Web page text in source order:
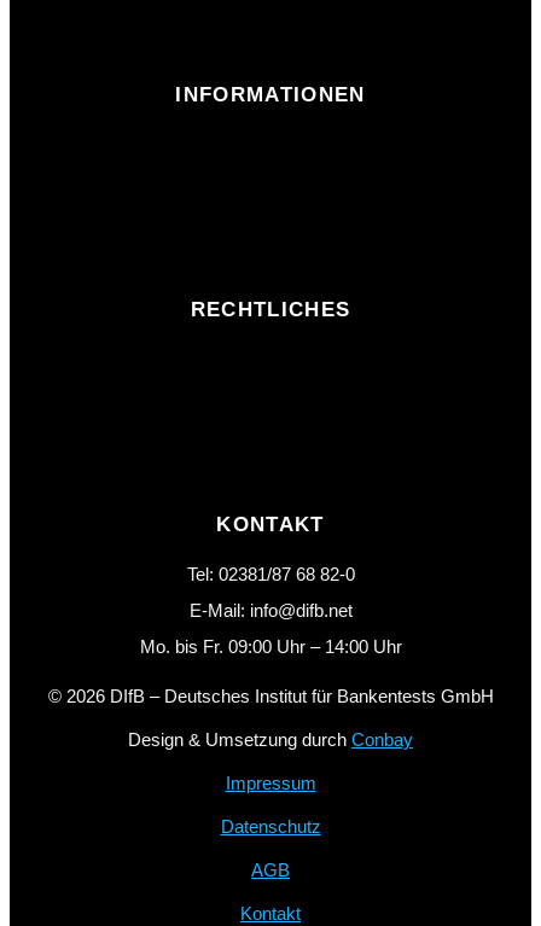
INFORMATIONEN
RECHTLICHES
KONTAKT
Tel: 02381/87 68 82-0
E-Mail: info@difb.net
Mo. bis Fr. 09:00 Uhr – 14:00 Uhr
© 2026 DIfB – Deutsches Institut für Bankentests GmbH
Design & Umsetzung durch Conbay
Impressum
Datenschutz
AGB
Kontakt